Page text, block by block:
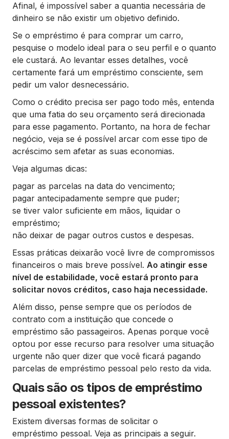
Afinal, é impossível saber a quantia necessária de
dinheiro se não existir um objetivo definido.
Se o empréstimo é para comprar um carro,
pesquise o modelo ideal para o seu perfil e o quanto
ele custará. Ao levantar esses detalhes, você
certamente fará um empréstimo consciente, sem
pedir um valor desnecessário.
Como o crédito precisa ser pago todo mês, entenda
que uma fatia do seu orçamento será direcionada
para esse pagamento. Portanto, na hora de fechar
negócio, veja se é possível arcar com esse tipo de
acréscimo sem afetar as suas economias.
Veja algumas dicas:
pagar as parcelas na data do vencimento;
pagar antecipadamente sempre que puder;
se tiver valor suficiente em mãos, liquidar o
empréstimo;
não deixar de pagar outros custos e despesas.
Essas práticas deixarão você livre de compromissos
financeiros o mais breve possível. Ao atingir esse
nível de estabilidade, você estará pronto para
solicitar novos créditos, caso haja necessidade.
Além disso, pense sempre que os períodos de
contrato com a instituição que concede o
empréstimo são passageiros. Apenas porque você
optou por esse recurso para resolver uma situação
urgente não quer dizer que você ficará pagando
parcelas de empréstimo pessoal pelo resto da vida.
Quais são os tipos de empréstimo
pessoal existentes?
Existem diversas formas de solicitar o
empréstimo pessoal. Veja as principais a seguir.